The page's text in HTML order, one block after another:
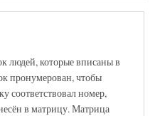
людей, которые вписаны в
пронумерован, чтобы
соответствовал номер,
в матрицу. Матрица